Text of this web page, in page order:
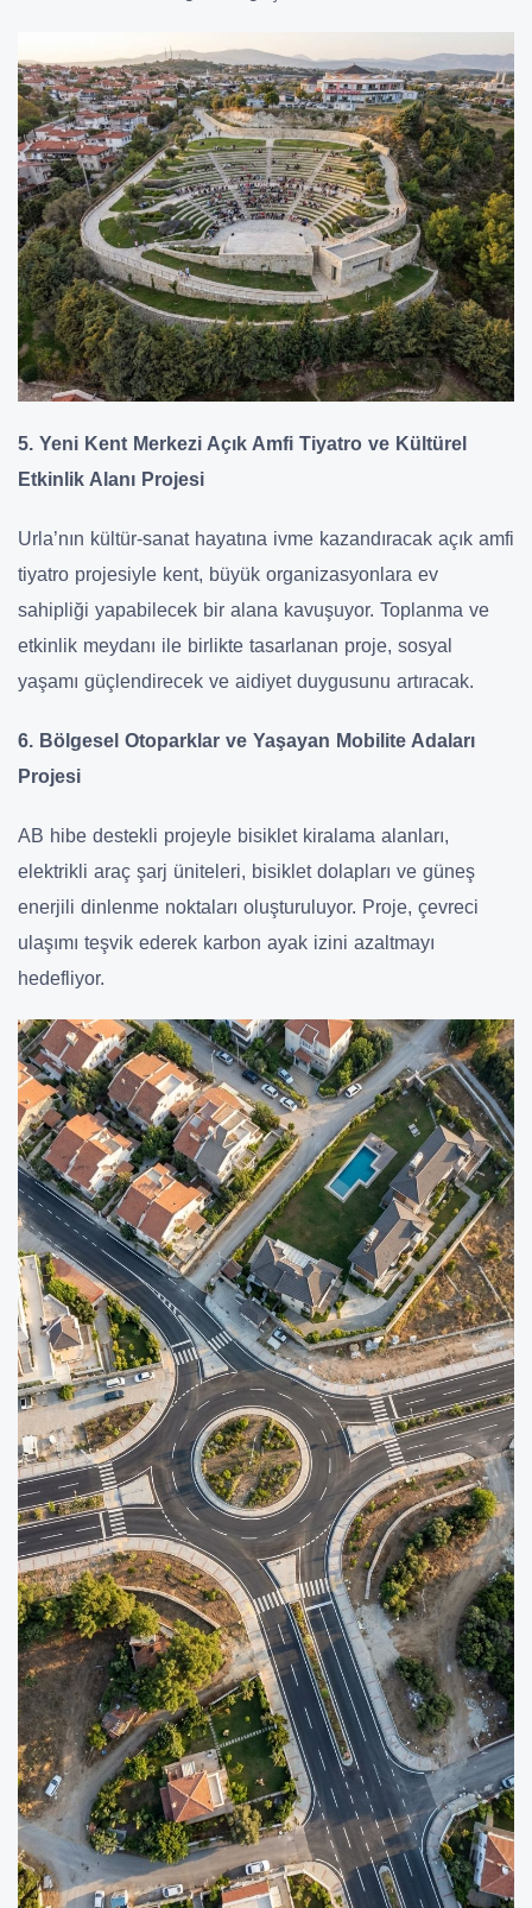
5. Yeni Kent Merkezi Açık Amfi Tiyatro ve Kültürel
Etkinlik Alanı Projesi
Urla’nın kültür-sanat hayatına ivme kazandıracak açık amfi
tiyatro projesiyle kent, büyük organizasyonlara ev
sahipliği yapabilecek bir alana kavuşuyor. Toplanma ve
etkinlik meydanı ile birlikte tasarlanan proje, sosyal
yaşamı güçlendirecek ve aidiyet duygusunu artıracak.
6. Bölgesel Otoparklar ve Yaşayan Mobilite Adaları
Projesi
AB hibe destekli projeyle bisiklet kiralama alanları,
elektrikli araç şarj üniteleri, bisiklet dolapları ve güneş
enerjili dinlenme noktaları oluşturuluyor. Proje, çevreci
ulaşımı teşvik ederek karbon ayak izini azaltmayı
hedefliyor.